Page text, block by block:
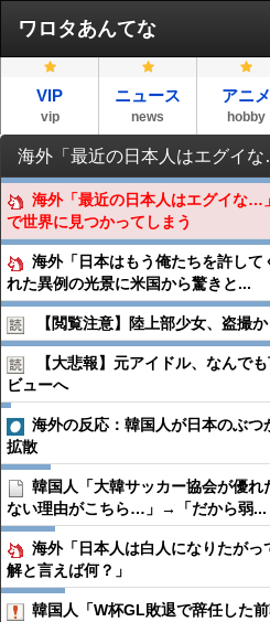
ワロタあんてな
VIP
vip
ニュース
news
アニメ
hobby
海外「最近の日本人はエグイな…
で世界に見つかってしまう
海外「日本はもう俺たちを許し
れた異例の光景に米国から驚きと...
【閲覧注意】陸上部少女、盗撮
【大悲報】元アイドル、なんで
ビューへ
海外の反応：韓国人が日本のぶ
拡散
韓国人「大韓サッカー協会が優
ない理由がこちら…」→「だから弱...
海外「日本人は白人になりたが
解と言えば何？」
韓国人「W杯GL敗退で辞任した